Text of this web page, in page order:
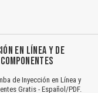
EN LÍNEA Y DE
de Inyección en Línea y
Gratis - Español/PDF.